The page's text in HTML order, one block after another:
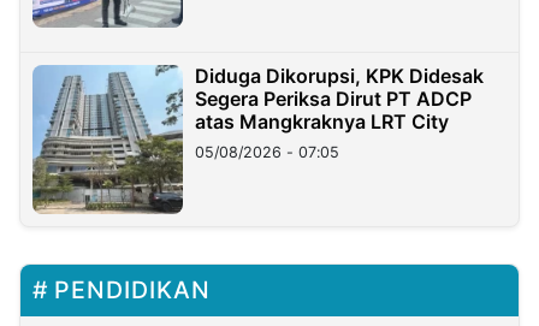
Diduga Dikorupsi, KPK Didesak
Segera Periksa Dirut PT ADCP
atas Mangkraknya LRT City
05/08/2026 - 07:05
PENDIDIKAN